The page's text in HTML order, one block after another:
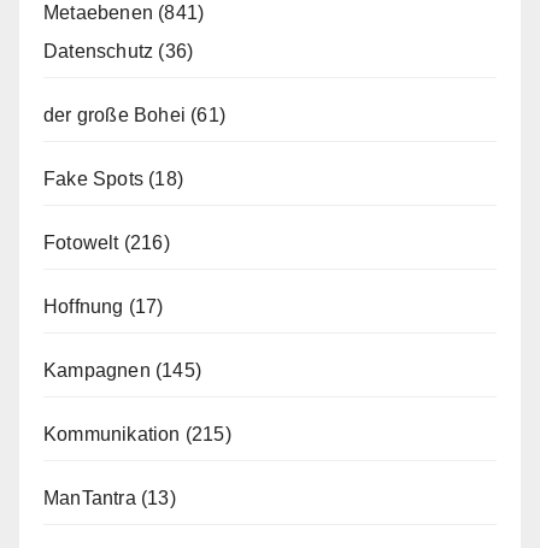
Metaebenen (841)
Datenschutz (36)
der große Bohei (61)
Fake Spots (18)
Fotowelt(216)
Hoffnung (17)
Kampagnen (145)
Kommunikation (215)
ManTantra (13)